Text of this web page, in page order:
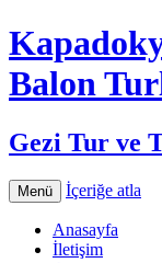
Balon
Gezi Tur ve
Menü İçeriğe atla
Anasayfa
İletişim